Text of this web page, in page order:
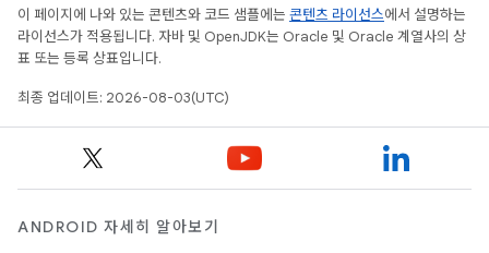
이 페이지에 나와 있는 콘텐츠와 코드 샘플에는 콘텐츠 라이선스에서 설명하는
라이선스가 적용됩니다. 자바 및 OpenJDK는 Oracle 및 Oracle 계열사의 상
표 또는 등록 상표입니다.
최종 업데이트: 2026-08-03(UTC)
ANDROID 자세히 알아보기